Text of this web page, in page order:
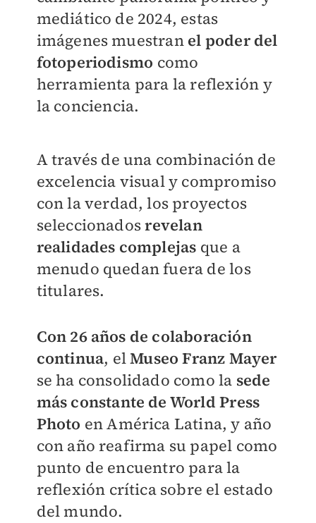
mediático de 2024, estas
imágenes muestran el poder del
fotoperiodismo como
herramienta para la reflexión y
la conciencia.
A través de una combinación de
excelencia visual y compromiso
con la verdad, los proyectos
seleccionadosrevelan
realidades complejas que a
menudo quedan fuera de los
titulares.
Con 26 años de colaboración
continua, elMuseo Franz Mayer
se ha consolidado como la sede
más constante de World Press
Photo en América Latina, y año
con año reafirma su papel como
punto de encuentro para la
reflexión crítica sobre el estado
del mundo.